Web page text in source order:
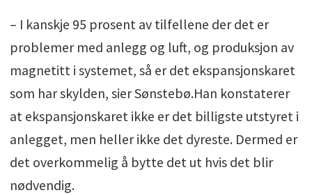
– I kanskje 95 prosent av tilfellene der det er
problemer med anlegg og luft, og produksjon av
magnetitt i systemet, så er det ekspansjonskaret
som har skylden, sier Sønstebø.Han konstaterer
at ekspansjonskaret ikke er det billigste utstyret i
anlegget, men heller ikke det dyreste. Dermed er
det overkommelig å bytte det ut hvis det blir
nødvendig.